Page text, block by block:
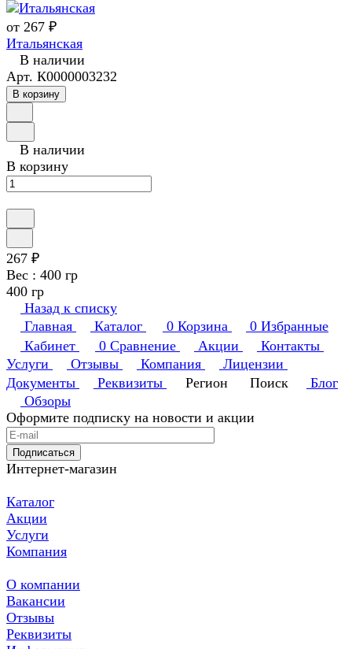
от 267 ₽
Итальянская
В наличии
Арт. К0000003232
В корзину
В наличии
В корзину
267 ₽
Вес : 400 гр
400 гр
Назад к списку
Главная
Каталог 0 Корзина 0 Избранные
Кабинет
0 Сравнение Акции
Контакты
Услуги
Отзывы Компания
Лицензии
Документы
Реквизиты Регион Поиск
Блог
Обзоры
Оформите подписку на новости и акции
Подписаться
Интернет-магазин
Каталог
Акции
Услуги
Компания
О компании
Вакансии
Отзывы
Реквизиты